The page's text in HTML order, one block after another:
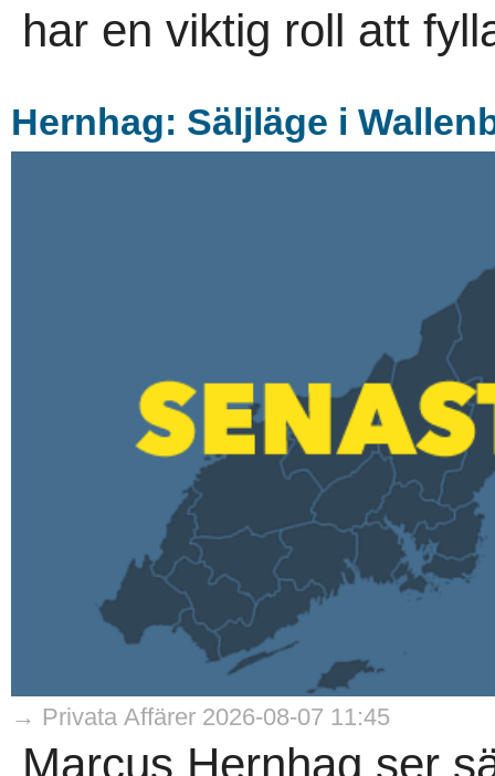
har en viktig roll att
Hernhag: Säljläge i
→ Privata Affärer 2026-08-07 11:45
Marcus Hernhag ser